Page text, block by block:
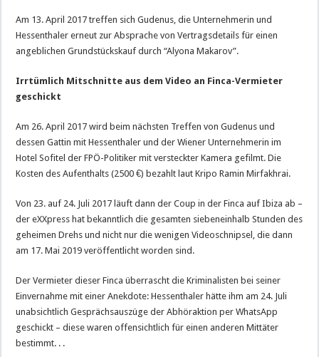
Am 13. April 2017 treffen sich Gudenus, die Unternehmerin und
Hessenthaler erneut zur Absprache von Vertragsdetails für einen
angeblichen Grundstückskauf durch “Alyona Makarov”.
Irrtümlich Mitschnitte aus dem Video an Finca-Vermieter
geschickt
Am 26. April 2017 wird beim nächsten Treffen von Gudenus und
dessen Gattin mit Hessenthaler und der Wiener Unternehmerin im
Hotel Sofitel der FPÖ-Politiker mit versteckter Kamera gefilmt. Die
Kosten des Aufenthalts (2500 €) bezahlt laut Kripo Ramin Mirfakhrai.
Von 23. auf 24. Juli 2017 läuft dann der Coup in der Finca auf Ibiza ab –
der eXXpress hat bekanntlich die gesamten siebeneinhalb Stunden des
geheimen Drehs und nicht nur die wenigen Videoschnipsel, die dann
am 17. Mai 2019 veröffentlicht worden sind.
Der Vermieter dieser Finca überrascht die Kriminalisten bei seiner
Einvernahme mit einer Anekdote: Hessenthaler hätte ihm am 24. Juli
unabsichtlich Gesprächsauszüge der Abhöraktion per WhatsApp
geschickt – diese waren offensichtlich für einen anderen Mittäter
bestimmt. . .